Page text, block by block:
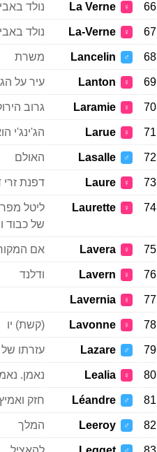
66
♀
La Verne נולד
67
♀
La-Verne נולד
68
♂
Lancelin משרת
69
♀
Lanton עיר על
70
♀
Laramie גרוב
71
♀
Larue הג'ינג'י
72
♂
Lasalle האולם
73
♀
Laure דפנת זרי
74
♀
Laurette
ליטל
של כבוד
75
♀
Lavera אם
76
♀
Lavern ודלנד
77
♀
Lavernia
78
♀
Lavonne (קשת) יו
79
♂
Lazare עזרתו של
80
♀
Lealia נאמן.
81
♂
Léandre חזק
82
♂
Leeroy המלך